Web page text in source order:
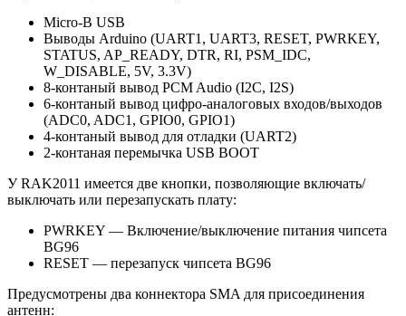
Micro-B USB
Выводы Arduino (UART1, UART3, RESET, PWRKEY,
STATUS, AP_READY, DTR, RI, PSM_IDC,
W_DISABLE, 5V, 3.3V)
8-контаный вывод PCM Audio (I2C, I2S)
6-контаный вывод цифро-аналоговых входов/выходов
(ADC0, ADC1, GPIO0, GPIO1)
4-контаный вывод для отладки (UART2)
2-контаная перемычка USB BOOT
У RAK2011 имеется две кнопки, позволяющие включать/
выключать или перезапускать плату:
PWRKEY — Включение/выключение питания чипсета
BG96
RESET — перезапуск чипсета BG96
Предусмотрены два коннектора SMA для присоединения
антенн: